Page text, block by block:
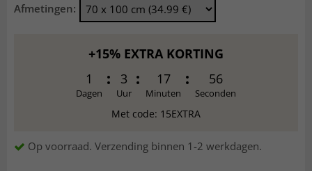
Afmetingen:
+15% EXTRA KORTING
1
Dagen
3
Uur
17
Minuten
54
Seconden
Met code: 15EXTRA
Op voorraad. Verzending binnen 1-2 werkdagen.